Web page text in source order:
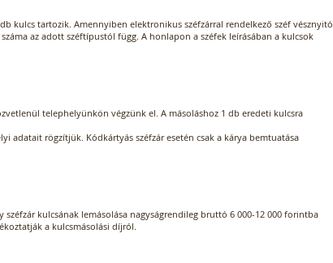
kulcs tartozik. Amennyiben elektronikus széfzárral rendelkező széf vésznyitó
az adott széftípustól függ. A honlapon a széfek leírásában a kulcsok
telephelyünkön végzünk el. A másoláshoz 1 db eredeti kulcsra
adatait rögzítjük. Kódkártyás széfzár esetén csak a kárya bemtuatása
kulcsának lemásolása nagyságrendileg bruttó 6 000-12 000 forintba
a kulcsmásolási díjról.